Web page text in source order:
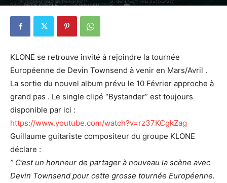
PAR PETE CIRCLE 24 JANVIER 2023 0
KLONE se retrouve invité à rejoindre la tournée
Européenne de Devin Townsend à venir en Mars/Avril .
La sortie du nouvel album prévu le 10 Février approche à
grand pas . Le single clipé “Bystander” est toujours
disponible par ici :
https://www.youtube.com/watch?v=rz37KCgkZag
Guillaume guitariste compositeur du groupe KLONE
déclare :
” C’est un honneur de partager à nouveau la scène avec
Devin Townsend pour cette grosse tournée Européenne.